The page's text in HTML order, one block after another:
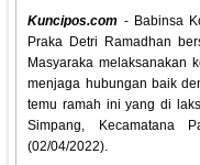
Kuncipos.com - Babinsa
Praka Detri Ramadhan
Masyaraka melaksanakan
menjaga hubungan baik
temu ramah ini yang di
Simpang, Kecamatana
(02/04/2022).